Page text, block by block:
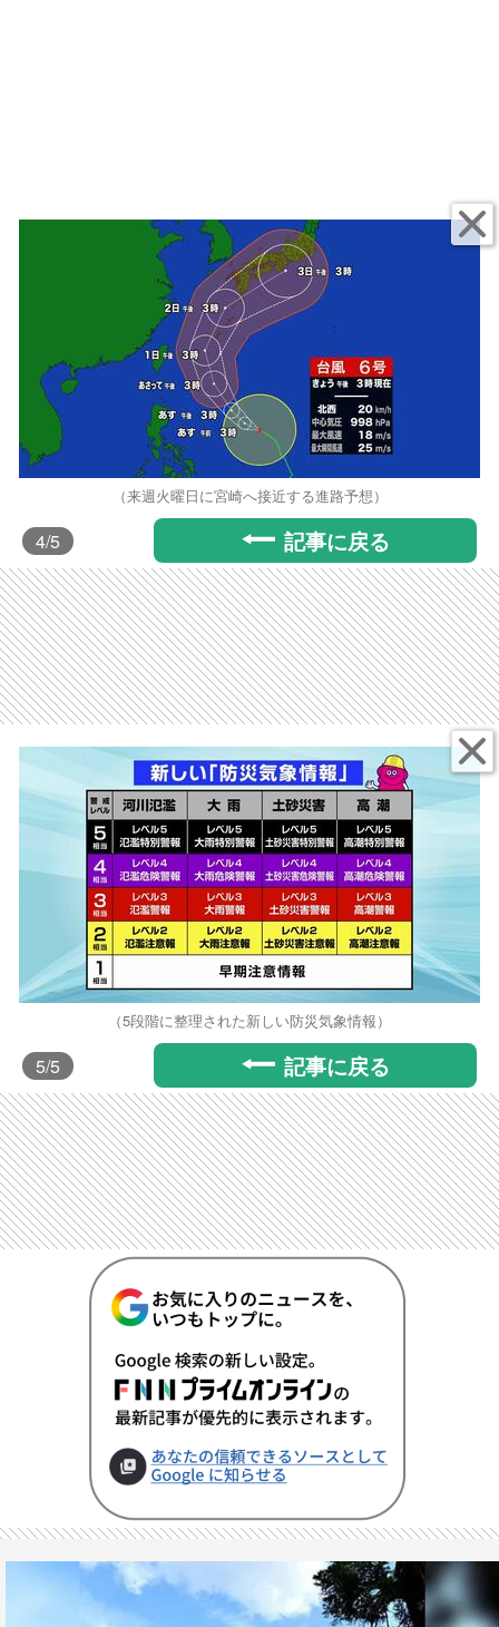
（来週火曜日に宮崎へ接近する進路予想）
4/5 記事に戻る
（5段階に整理された新しい防災気象情報）
5/5 記事に戻る